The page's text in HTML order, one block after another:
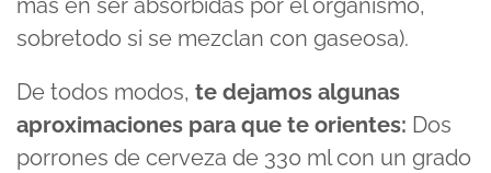
más en ser absorbidas por el organismo,
sobretodo si se mezclan con gaseosa).
De todos modos, te dejamos algunas
aproximaciones para que te orientes: Dos
porrones de cerveza de 330 ml con un grado